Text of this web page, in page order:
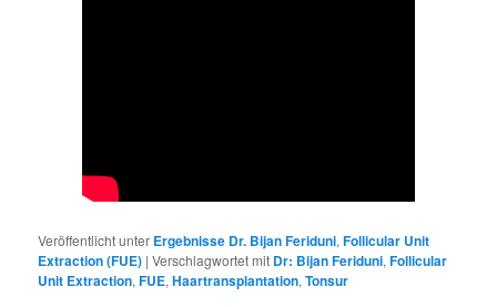
Veröffentlicht unter Ergebnisse Dr. Bijan Feriduni,Follicular Unit
Extraction (FUE) |Verschlagwortet mit Dr: Bijan Feriduni,Follicular
Unit Extraction,FUE,Haartransplantation,Tonsur